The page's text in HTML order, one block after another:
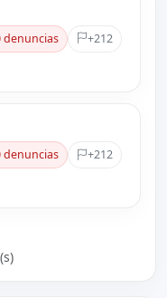
denuncias
+212
denuncias
+212